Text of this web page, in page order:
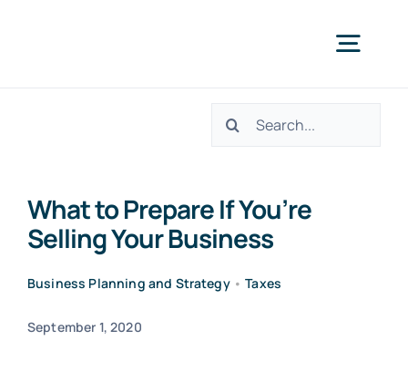
Search
What to Prepare If You’re
Selling Your Business
Business Planning and Strategy•Taxes
September 1, 2020